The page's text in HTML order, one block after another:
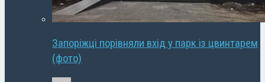
Запоріжці порівняли вхід у парк із цвинтарем
(фото)